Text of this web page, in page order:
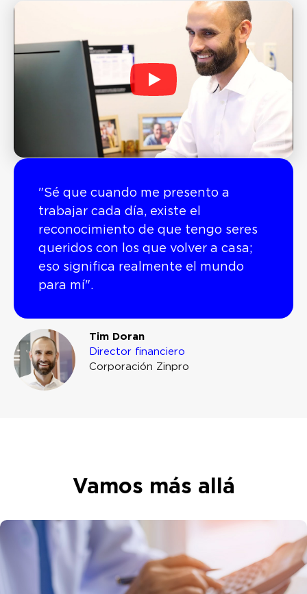
"Sé que cuando me presento a
trabajar cada día, existe el
reconocimiento de que tengo seres
queridos con los que volver a casa;
eso significa realmente el mundo
para mí".
Tim Doran
Director financiero
Corporación Zinpro
Vamos más allá